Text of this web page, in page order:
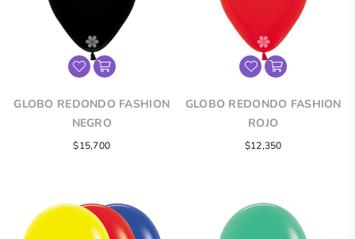
GLOBO REDONDO FASHION
NEGRO
$15,700
GLOBO REDONDO FASHION
ROJO
$12,350